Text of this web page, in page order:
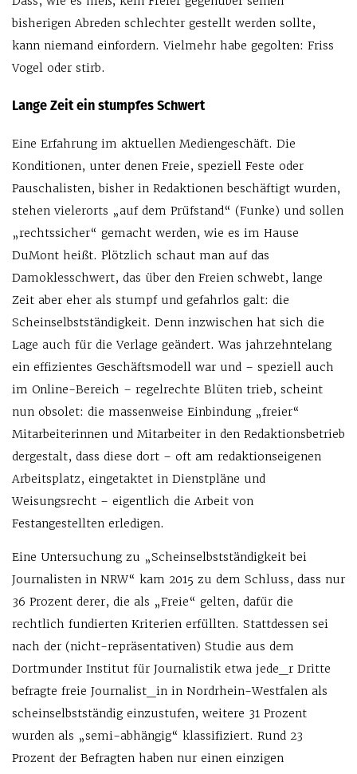
bisherigen Abreden schlechter gestellt werden sollte,
kann niemand einfordern. Vielmehr habe gegolten: Friss
Vogel oder stirb.
Lange Zeit ein stumpfes Schwert
Eine Erfahrung im aktuellen Mediengeschäft. Die
Konditionen, unter denen Freie, speziell Feste oder
Pauschalisten, bisher in Redaktionen beschäftigt wurden,
stehen vielerorts „auf dem Prüfstand“ (Funke) und sollen
„rechtssicher“ gemacht werden, wie es im Hause
DuMont heißt. Plötzlich schaut man auf das
Damoklesschwert, das über den Freien schwebt, lange
Zeit aber eher als stumpf und gefahrlos galt: die
Scheinselbstständigkeit. Denn inzwischen hat sich die
Lage auch für die Verlage geändert. Was jahrzehntelang
ein effizientes Geschäftsmodell war und – speziell auch
im Online-Bereich – regelrechte Blüten trieb, scheint
nun obsolet: die massenweise Einbindung „freier“
Mitarbeiterinnen und Mitarbeiter in den Redaktionsbetrieb
dergestalt, dass diese dort – oft am redaktionseigenen
Arbeitsplatz, eingetaktet in Dienstpläne und
Weisungsrecht – eigentlich die Arbeit von
Festangestellten erledigen.
Eine Untersuchung zu „Scheinselbstständigkeit bei
Journalisten in NRW“ kam 2015 zu dem Schluss, dass nur
36 Prozent derer, die als „Freie“ gelten, dafür die
rechtlich fundierten Kriterien erfüllten. Stattdessen sei
nach der (nicht-repräsentativen) Studie aus dem
Dortmunder Institut für Journalistik etwa jede_r Dritte
befragte freie Journalist_in in Nordrhein-Westfalen als
scheinselbstständig einzustufen, weitere 31 Prozent
wurden als „semi-abhängig“ klassifiziert. Rund 23
Prozent der Befragten haben nur einen einzigen